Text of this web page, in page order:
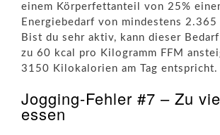
einem Körperfettanteil von 25%
Energiebedarf von mindestens
Bist du sehr aktiv, kann dieser
zu 60 kcal pro Kilogramm FFM
3150 Kilokalorien am Tag entspricht.
Jogging-Fehler #7 – Zu
essen